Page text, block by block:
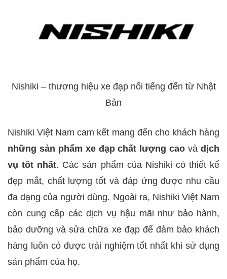
Nishiki – thương hiệu xe đạp nổi tiếng đến từ Nhật
Bản
Nishiki Việt Nam cam kết mang đến cho khách hàng
những sản phẩm xe đạp chất lượng cao vàdịch
vụ tốt nhất. Các sản phẩm của Nishiki có thiết kế
đẹp mắt, chất lượng tốt và đáp ứng được nhu cầu
đa dạng của người dùng. Ngoài ra, Nishiki Việt Nam
còn cung cấp các dịch vụ hậu mãi như bảo hành,
bảo dưỡng và sửa chữa xe đạp để đảm bảo khách
hàng luôn có được trải nghiệm tốt nhất khi sử dụng
sản phẩm của họ.